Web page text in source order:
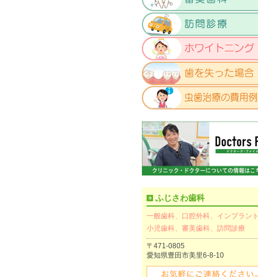
ふじさわ歯科
一般歯科、口腔外科、インプラント
小児歯科、審美歯科、訪問診療
〒471-0805
愛知県豊田市美里6-8-10